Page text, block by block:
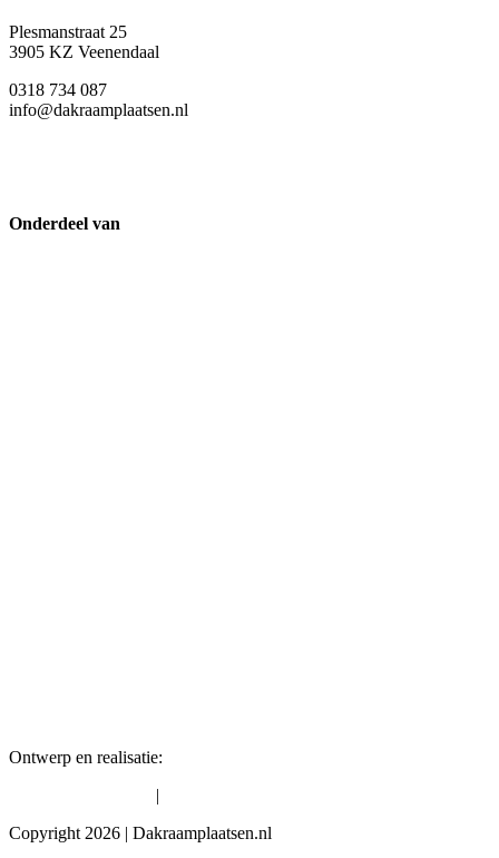
Plesmanstraat 25
3905 KZ Veenendaal
0318 734 087
info@dakraamplaatsen.nl
Onderdeel van
Ontwerp en realisatie:
|
Copyright 2026 | Dakraamplaatsen.nl